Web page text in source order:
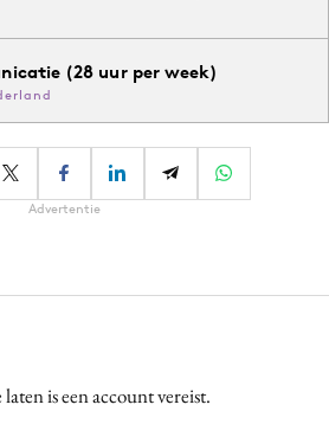
(28 uur per week)
Advertentie
is een account vereist.